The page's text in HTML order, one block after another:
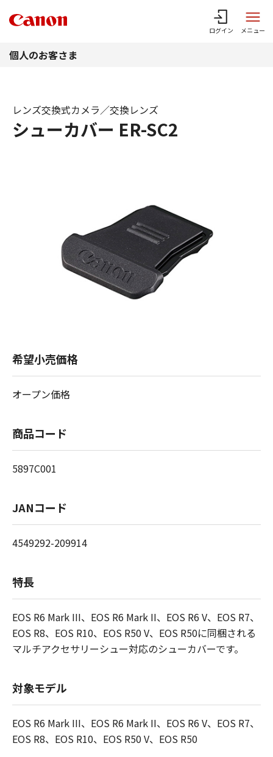
ログイン メニュー
個人のお客さま
シューカバー ER-SC2
レンズ交換式カメラ／交換レンズ
希望小売価格
オープン価格
商品コード
5897C001
JANコード
4549292-209914
特長
EOS R6 Mark III、EOS R6 Mark II、EOS R6 V、EOS R7、
EOS R8、EOS R10、EOS R50 V、EOS R50に同梱される
マルチアクセサリーシュー対応のシューカバーです。
対象モデル
EOS R6 Mark III、EOS R6 Mark II、EOS R6 V、EOS R7、
EOS R8、EOS R10、EOS R50 V、EOS R50